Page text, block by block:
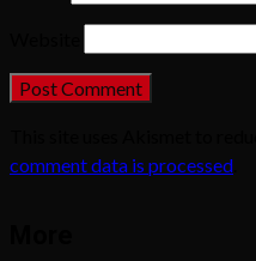
comment data is processed